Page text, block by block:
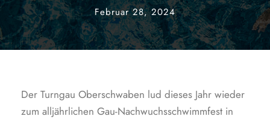
Februar 28, 2024
Der Turngau Oberschwaben lud dieses Jahr wieder
zum alljährlichen Gau-Nachwuchsschwimmfest in